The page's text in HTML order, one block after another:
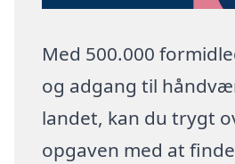
Med 500.000
og adgang til
landet, kan du trygt
opgaven med at finde